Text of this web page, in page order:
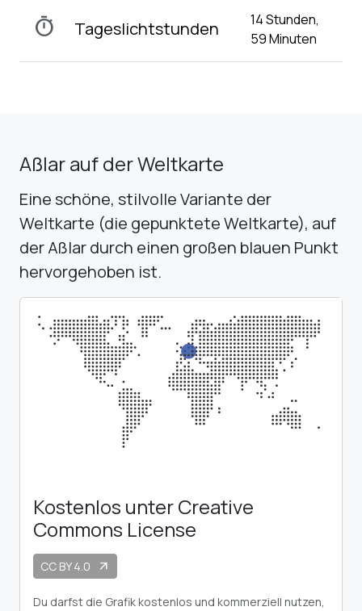
timer Tageslichtstunden
14 Stunden,
59 Minuten
Aßlar auf der Weltkarte
Eine schöne, stilvolle Variante der
Weltkarte (die gepunktete Weltkarte), auf
der Aßlar durch einen großen blauen Punkt
hervorgehoben ist.
Kostenlos unter Creative
Commons License
CC BY 4.0 arrow_outward
Du darfst die Grafik kostenlos und kommerziell nutzen,